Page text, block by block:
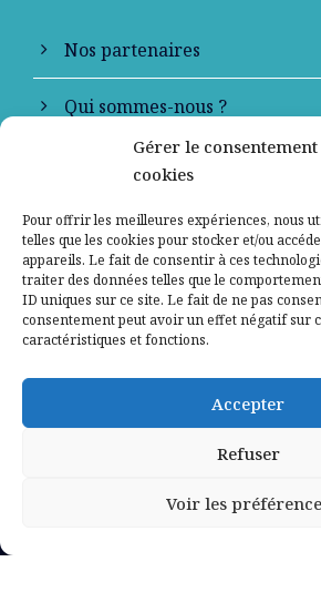
Gérer le
cookies
Pour offrir les meilleures expériences, nous
telles que les cookies pour stocker et/ou
appareils. Le fait de consentir à ces
traiter des données telles que le
ID uniques sur ce site. Le fait de ne pas
consentement peut avoir un effet négatif sur
caractéristiques et fonctions.
Accepter
Refuser
Voir les
Nos partenaires
Qui sommes-nous ?
Contactez-nous
Mentions légales
Politique de confidentialité